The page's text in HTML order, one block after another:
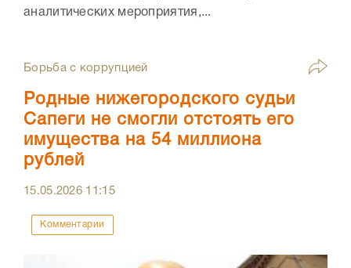
аналитических мероприятия,...
Борьба с коррупцией
Родные нижегородского судьи
Сапеги не смогли отстоять его
имущества на 54 миллиона
рублей
15.05.2026 11:15
Комментарии